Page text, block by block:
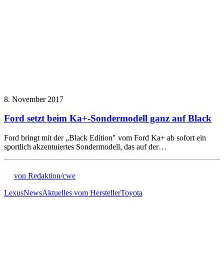
8. November 2017
Ford setzt beim Ka+-Sondermodell ganz auf Black
Ford bringt mit der „Black Edition" vom Ford Ka+ ab sofort ein
sportlich akzentuiertes Sondermodell, das auf der…
von Redaktion/cwe
LexusNewsAktuelles vom HerstellerToyota